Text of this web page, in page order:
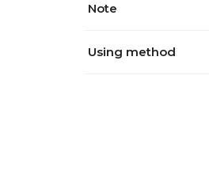
Note
Using method